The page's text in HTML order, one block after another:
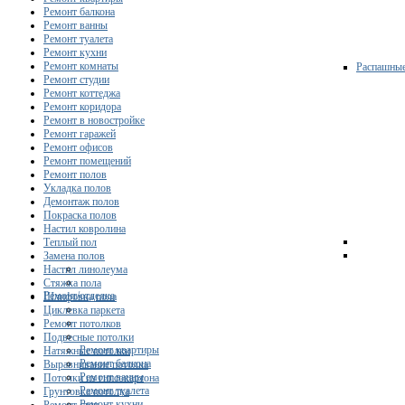
Ремонт/отделка
Ремонт квартиры
Ремонт балкона
Ремонт ванны
Ремонт туалета
Ремонт балкона
Ремонт ванны
Ремонт туалета
Ремонт кухни
Ремонт комнаты
Ремонт студии
Ремонт коттеджа
Ремонт коридора
Ремонт в новостройке
Ремонт гаражей
Ремонт офисов
Ремонт помещений
Ремонт полов
Укладка полов
Демонтаж полов
Покраска полов
Настил ковролина
Теплый пол
Замена полов
Настил линолеума
Стяжка пола
Шлифовка пола
Циклевка паркета
Ремонт потолков
Подвесные потолки
Натяжные потолки
Выравнивание потолка
Потолки из гипсокартона
Грунтовка потолка